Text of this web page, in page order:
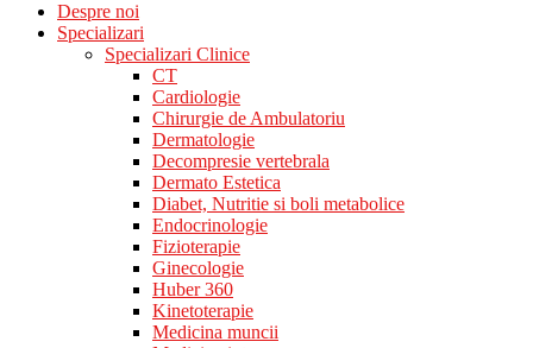
Despre noi
Specializari
Specializari Clinice
CT
Cardiologie
Chirurgie de Ambulatoriu
Dermatologie
Decompresie vertebrala
Dermato Estetica
Diabet, Nutritie si boli metabolice
Endocrinologie
Fizioterapie
Ginecologie
Huber 360
Kinetoterapie
Medicina muncii